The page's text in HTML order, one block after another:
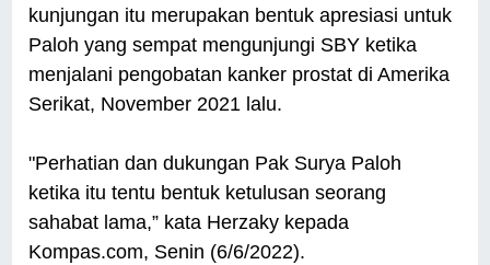
kunjungan itu merupakan bentuk apresiasi untuk
Paloh yang sempat mengunjungi SBY ketika
menjalani pengobatan kanker prostat di Amerika
Serikat, November 2021 lalu.
"Perhatian dan dukungan Pak Surya Paloh
ketika itu tentu bentuk ketulusan seorang
sahabat lama,” kata Herzaky kepada
Kompas.com, Senin (6/6/2022).